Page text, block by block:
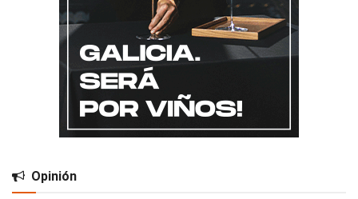
Opinión